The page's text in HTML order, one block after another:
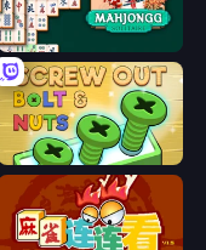
Mahjongg Solitaire
Screw Out: Bolts and Nuts